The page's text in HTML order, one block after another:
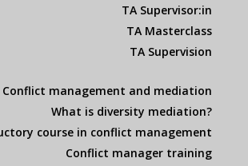
TA Supervisor:in
TA Masterclass
TA Supervision
Conflict management and mediation
What is diversity mediation?
course in conflict management
Conflict manager training